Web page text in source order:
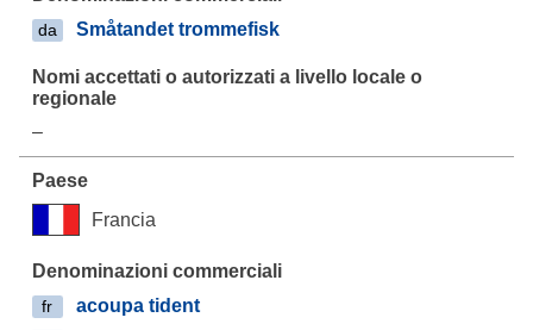
da Småtandet trommefisk
–
Francia
fr acoupa tident